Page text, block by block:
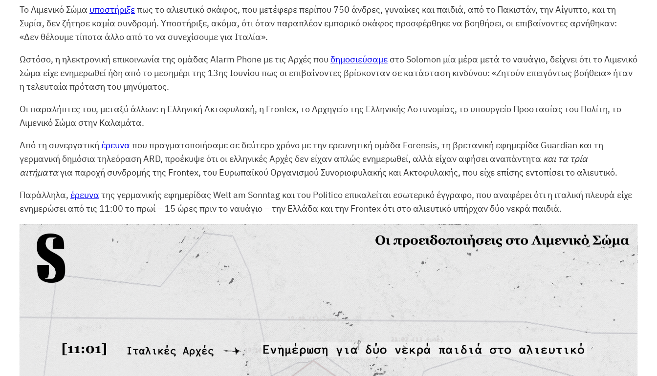
Το Λιμενικό Σώμα υποστήριξεπως το αλιευτικό σκάφος, που μετέφερε περίπου 750 άνδρες, γυναίκες και παιδιά, από το Πακιστάν, την Αίγυπτο, και τη
Συρία, δεν ζήτησε καμία συνδρομή. Υποστήριξε, ακόμα, ότι όταν παραπλέον εμπορικό σκάφος προσφέρθηκε να βοηθήσει, οι επιβαίνοντες αρνήθηκαν:
«Δεν θέλουμε τίποτα άλλο από το να συνεχίσουμε για Ιταλία».
Ωστόσο, η ηλεκτρονική επικοινωνία της ομάδας Alarm Phone με τις Αρχές που δημοσιεύσαμεστο Solomon μία μέρα μετά το ναυάγιο, δείχνει ότι το Λιμενικό
Σώμα είχε ενημερωθεί ήδη από το μεσημέρι της 13ης Ιουνίου πως οι επιβαίνοντες βρίσκονταν σε κατάσταση κινδύνου: «Ζητούν επειγόντως βοήθεια» ήταν
η τελευταία πρόταση του μηνύματος.
Οι παραλήπτες του, μεταξύ άλλων: η Ελληνική Ακτοφυλακή, η Frontex, το Αρχηγείο της Ελληνικής Αστυνομίας, το υπουργείο Προστασίας του Πολίτη, το
Λιμενικό Σώμα στην Καλαμάτα.
Από τη συνεργατική έρευνα που πραγματοποιήσαμε σε δεύτερο χρόνο με την ερευνητική ομάδα Forensis, τη βρετανική εφημερίδα Guardian και τη
γερμανική δημόσια τηλεόραση ARD, προέκυψε ότι οι ελληνικές Αρχές δεν είχαν απλώς ενημερωθεί, αλλά είχαν αφήσει αναπάντητα και τα τρία
αιτήματαγια παροχή συνδρομής της Frontex, του Ευρωπαϊκού Οργανισμού Συνοριοφυλακής και Ακτοφυλακής, που είχε επίσης εντοπίσει το αλιευτικό.
Παράλληλα, έρευνα της γερμανικής εφημερίδας Welt am Sonntag και του Politico επικαλείται εσωτερικό έγγραφο, που αναφέρει ότι η ιταλική πλευρά είχε
ενημερώσει από τις 11:00 το πρωί – 15 ώρες πριν το ναυάγιο – την Ελλάδα και την Frontex ότι στο αλιευτικό υπήρχαν δύο νεκρά παιδιά.